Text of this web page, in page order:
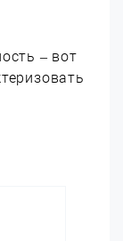
– вот